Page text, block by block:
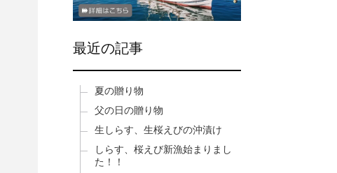
最近の記事
夏の贈り物
父の日の贈り物
生しらす、生桜えびの沖漬け
しらす、桜えび新漁始まりまし
た！！